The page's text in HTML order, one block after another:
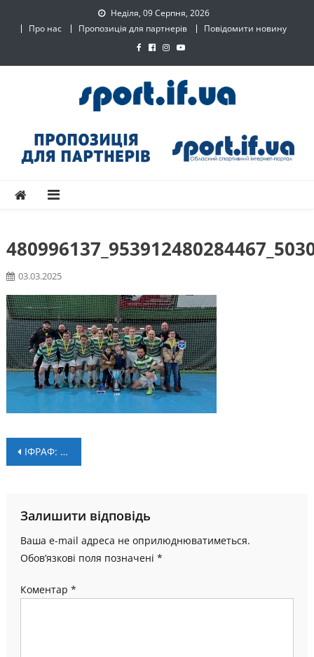
Неділя, 09 Серпня, 2026
Про нас
Пропозиція для партнерів Повідомити новину
SPORT.IF.UA – Обласний
спортивний інтернет-
03.03.2025
Навігація
ІФРАФ: футзальний сезон завершено!
Залишити відповідь
Ваша e-mail адреса не оприлюднюватиметься.
Обов’язкові поля позначені *
Коментар *